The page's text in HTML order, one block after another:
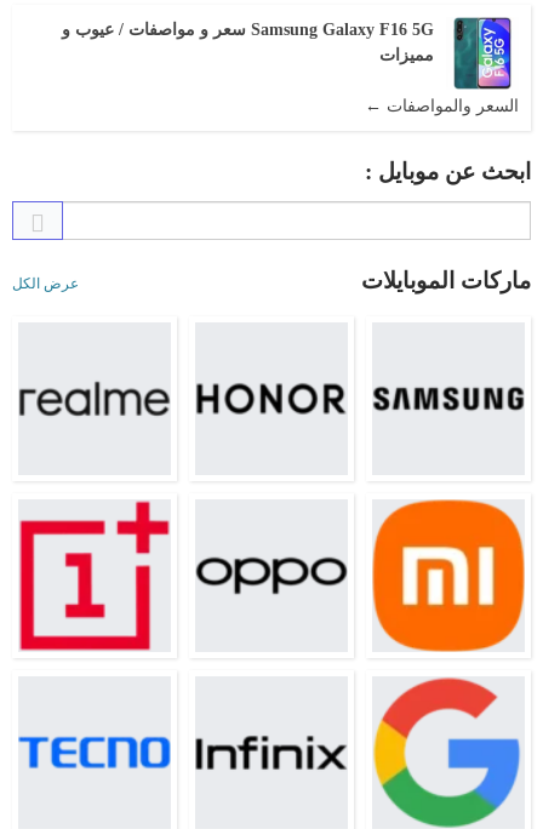
Samsung Galaxy F16 5G سعر و مواصفات / عيوب و
مميزات
السعر والمواصفات ←
ابحث عن موبايل :
ماركات الموبايلات عرض الكل